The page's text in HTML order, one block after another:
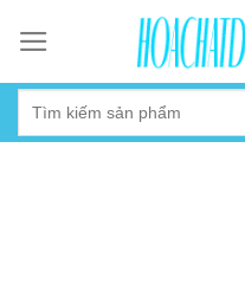
content